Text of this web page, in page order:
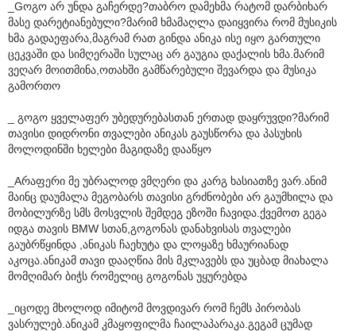
_Gოგო არ უნდა გაჩერდე?თაბრო დამეხმა რატომ დარბიხარ
მასე დარეტიანებული?მარიმ ხმამაღლა დაიყვირა რომ მუსიკის
ხმა გადაეფარა,მაგრამ რათ გინდა ანიკა ისე იყო გართული
ცეკვაში და სიმღერაში სულაც არ გაუგია დაქალის ხმა.მარიმ
ვეღარ მოითმინა,ოთახში გამწარებული შევარდა და მუსიკა
გამორთო
_ გოგო ყველაფერ უბედურებასთან ერთად დაყრუვდი?მარიმ
თავისი დიდრონი თვალები ანიკას გაუსწორა და პასუხის
მოლოდინში ხელები მაგიდაზე დააწყო
_Aრაფერი მე უბრალოდ ვმღერი და კარგ ხასიათზე ვარ.ანიმ
მაინც დაუმალა მეგობარს თავისი გრძნობები არ გაუმხილა და
მობილურზე სმს მოსვლის შემდეგ ეზოში ჩავიდა.ქვემოთ გეგა
იდგა თავის BMW სთან,გოგონას დანახვისას თვალები
გაუბრწყინდა ,ანიკას ჩაეხუტა და ლოყაზე ხმაურიანად
აკოცა.ანიკამ თავი დააღწია მის მკლავებს და უცბად მიახალა
მომღიმარ ბიჭს რომელიც გოგონას უყურებდა
_იცოდე მხოლოდ იმიტომ მოვდივარ რომ ჩემს პირობას
ვასრულებ.ანიკამ კმაყოფილმა ჩაილაპარაკა.გეგამ ცუმად